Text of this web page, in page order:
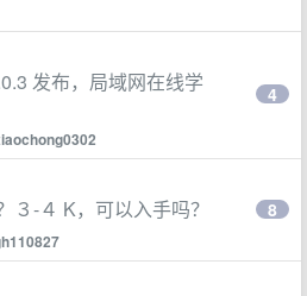
发布，局域网在线学
4
３-４ K，可以入手吗？ 8